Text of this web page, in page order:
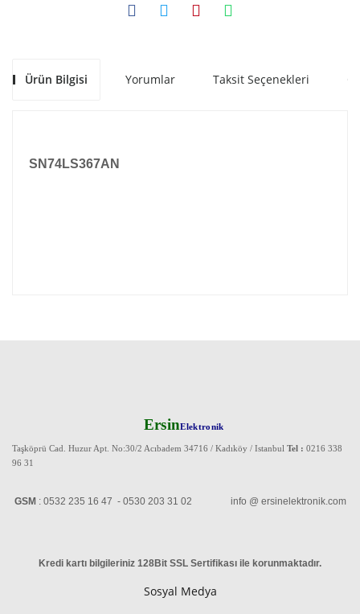
Ürün Bilgisi Yorumlar Taksit Seçenekleri
SN74LS367AN
ErsinElektronik
Taşköprü Cad. Huzur Apt. No:30/2 Acıbadem 34716 / Kadıköy / Istanbul Tel : 0216 338
96 31
GSM : 0532 235 16 47 - 0530 203 31 02 info @ ersinelektronik.com
Kredi kartı bilgileriniz 128Bit SSL Sertifikası ile korunmaktadır.
Sosyal Medya